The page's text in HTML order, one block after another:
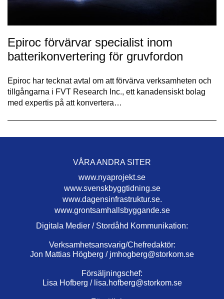
Epiroc förvärvar specialist inom
batterikonvertering för gruvfordon
Epiroc har tecknat avtal om att förvärva verksamheten och
tillgångarna i FVT Research Inc., ett kanadensiskt bolag
med expertis på att konvertera…
VÅRA ANDRA SITER
www.nyaprojekt.se
www.svenskbyggtidning.se
www.dagensinfrastruktur.se.
www.grontsamhallsbyggande.se
Digitala Medier / Stordåhd Kommunikation:
Verksamhetsansvarig/Chefredaktör:
Jon Mattias Högberg / jmhogberg@storkom.se
Försäljningschef:
Lisa Hofberg / lisa.hofberg@storkom.se